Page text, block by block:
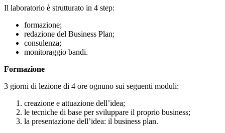
Il laboratorio è strutturato in 4 step:
formazione;
redazione del Business Plan;
consulenza;
monitoraggio bandi.
Formazione
3 giorni di lezione di 4 ore ognuno sui seguenti moduli:
creazione e attuazione dell’idea;
le tecniche di base per sviluppare il proprio business;
la presentazione dell’idea: il business plan.